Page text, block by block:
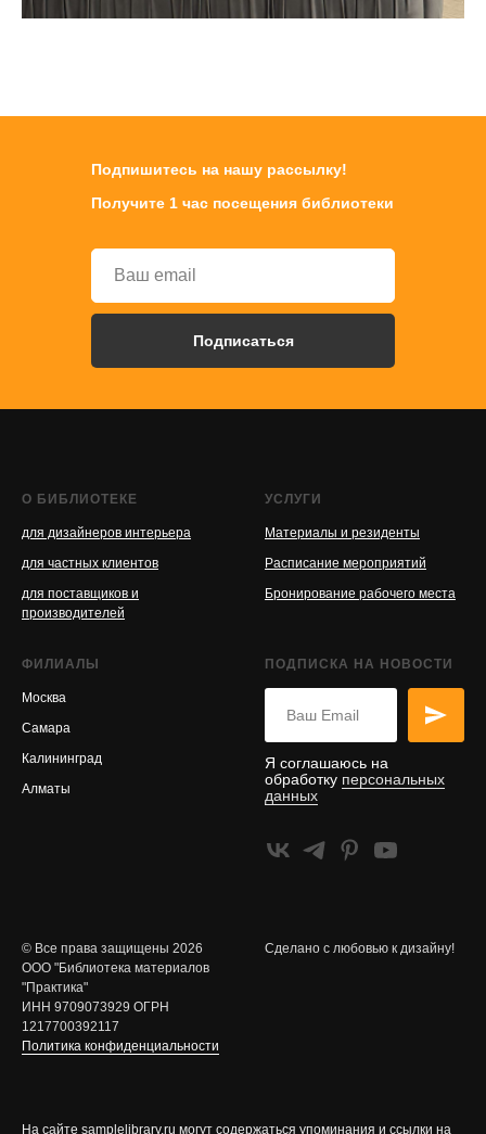
Подписаться
Получите 1 час посещения библиотеки
Подпишитесь на нашу рассылку!
О БИБЛИОТЕКЕ
для дизайнеров интерьера
для частных клиентов
для поставщиков и
производителей
УСЛУГИ
Материалы и резиденты
Расписание мероприятий
Бронирование рабочего места
ФИЛИАЛЫ
Москва
Самара
Калининград
Алматы
ПОДПИСКА НА НОВОСТИ
Я соглашаюсь на
обработку персональных
данных
© Все права защищены 2026
ООО "Библиотека материалов
"Практика"
ИНН 9709073929 ОГРН
1217700392117
Политика конфиденциальности
Сделано с любовью к дизайну!
На сайте samplelibrary.ru могут содержаться упоминания и ссылки на